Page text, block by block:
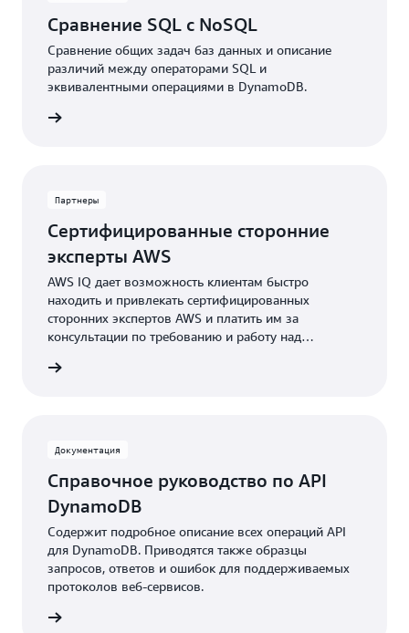
Сравнение SQL с NoSQL
Сравнение общих задач баз данных и описание
различий между операторами SQL и
эквивалентными операциями в DynamoDB.
Партнеры
Сертифицированные сторонние
эксперты AWS
AWS IQ дает возможность клиентам быстро
находить и привлекать сертифицированных
сторонних экспертов AWS и платить им за
консультации по требованию и работу над
быстрее начать и завершить проекты AWS,
базы данных.
Документация
Справочное руководство по API
DynamoDB
Содержит подробное описание всех операций API
для DynamoDB. Приводятся также образцы
запросов, ответов и ошибок для поддерживаемых
протоколов веб‑сервисов.